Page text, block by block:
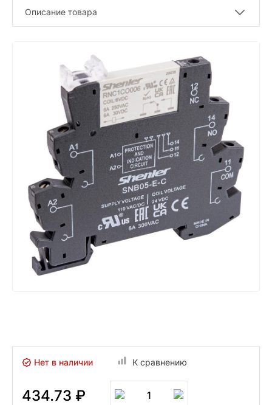
Описание товара
Нет в наличии К сравнению
434.73 ₽ 1